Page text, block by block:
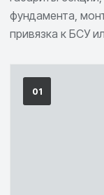
фундамента,
привязка к БСУ
01